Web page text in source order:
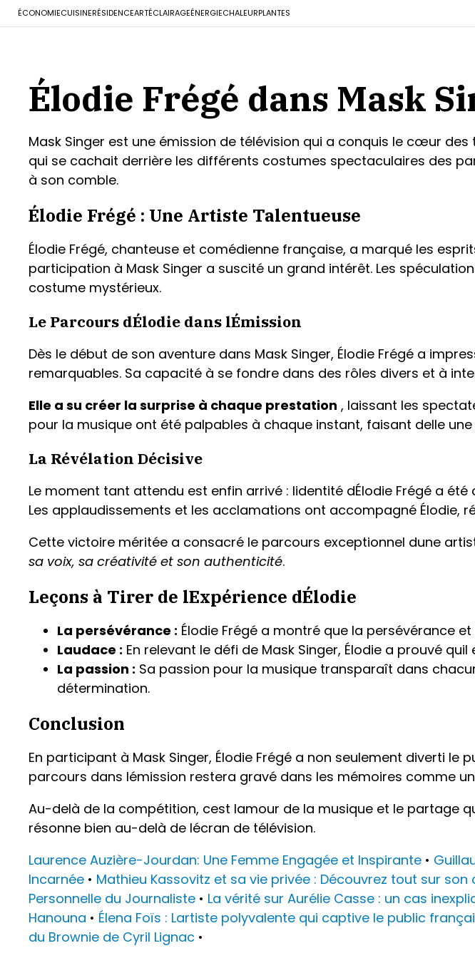
ÉCONOMIECUISINERÉSIDENCEARTÉCLAIRAGEÉNERGIECHALEURPLANTES
Élodie Frégé dans Mask
Mask Singer est une émission de télévision qui a conquis le cœur
qui se cachait derrière les différents costumes spectaculaires des
à son comble.
Élodie Frégé : Une Artiste Talentueuse
Élodie Frégé, chanteuse et comédienne française, a marqué les
participation à Mask Singer a suscité un grand intérêt. Les
costume mystérieux.
Le Parcours dÉlodie dans lÉmission
Dès le début de son aventure dans Mask Singer, Élodie Frégé a
remarquables. Sa capacité à se fondre dans des rôles divers et à
Elle a su créer la surprise à chaque prestation , laissant les
pour la musique ont été palpables à chaque instant, faisant delle
La Révélation Décisive
Le moment tant attendu est enfin arrivé : lidentité dÉlodie Frégé a
Les applaudissements et les acclamations ont accompagné Élodie,
Cette victoire méritée a consacré le parcours exceptionnel dune
sa voix, sa créativité et son authenticité.
Leçons à Tirer de lExpérience dÉlodie
La persévérance : Élodie Frégé a montré que la persévérance
Laudace : En relevant le défi de Mask Singer, Élodie a prouvé
La passion : Sa passion pour la musique transparaît dans
détermination.
Conclusion
En participant à Mask Singer, Élodie Frégé a non seulement diverti
parcours dans lémission restera gravé dans les mémoires comme
Au-delà de la compétition, cest lamour de la musique et le partage
résonne bien au-delà de lécran de télévision.
Laurence Auzière-Jourdan: Une Femme Engagée et Inspirante •
Incarnée • Mathieu Kassovitz et sa vie privée : Découvrez tout sur son
Personnelle du Journaliste • La vérité sur Aurélie Casse : un cas
Hanouna • Élena Foïs : Lartiste polyvalente qui captive le public
du Brownie de Cyril Lignac •